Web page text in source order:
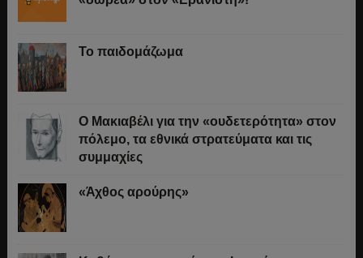
Το παιδομάζωμα
O Μακιαβέλι για την «ουδετερότητα» στον
πόλεμο, τα εθνικά στρατεύματα και τις
συμμαχίες
«Άχθος αρούρης»